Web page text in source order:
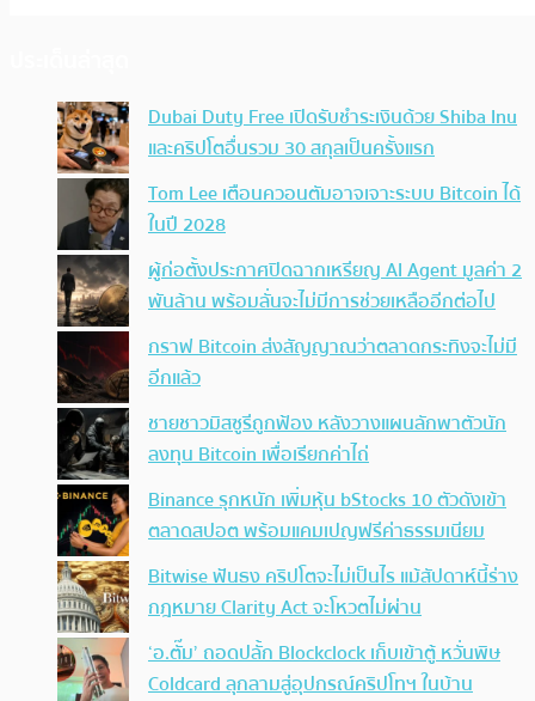
Dubai Duty Free เปิดรับชำระเงินด้วย Shiba Inu
และคริปโตอื่นรวม 30 สกุลเป็นครั้งแรก
Tom Lee เตือนควอนตัมอาจเจาะระบบ Bitcoin ได้
ในปี 2028
ผู้ก่อตั้งประกาศปิดฉากเหรียญ AI Agent มูลค่า 2
พันล้าน พร้อมลั่นจะไม่มีการช่วยเหลืออีกต่อไป
กราฟ Bitcoin ส่งสัญญาณว่าตลาดกระทิงจะไม่มี
อีกแล้ว
ชายชาวมิสซูรีถูกฟ้อง หลังวางแผนลักพาตัวนัก
ลงทุน Bitcoin เพื่อเรียกค่าไถ่
Binance รุกหนัก เพิ่มหุ้น bStocks 10 ตัวดังเข้า
ตลาดสปอต พร้อมแคมเปญฟรีค่าธรรมเนียม
Bitwise ฟันธง คริปโตจะไม่เป็นไร แม้สัปดาห์นี้ร่าง
กฎหมาย Clarity Act จะโหวตไม่ผ่าน
‘อ.ตั๊ม’ ถอดปลั้ก Blockclock เก็บเข้าตู้ หวั่นพิษ
Coldcard ลุกลามสู่อุปกรณ์คริปโทฯ ในบ้าน